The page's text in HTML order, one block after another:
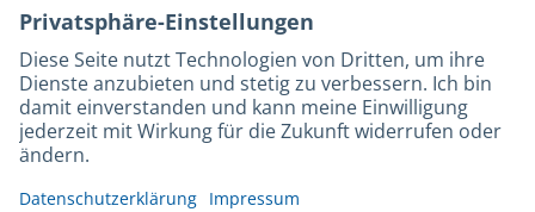
Kontakt
Barrierefreiheit
Leichte Sprache
Gebärdensprache